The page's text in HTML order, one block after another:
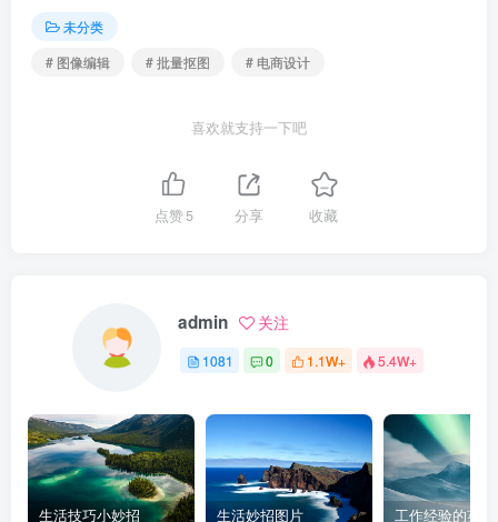
未分类
# 图像编辑
# 批量抠图 # 电商设计
喜欢就支持一下吧
点赞5 分享 收藏
admin 关注
1081 0 1.1W+ 5.4W+
生活技巧小妙招 生活妙招图片 工作经验的英